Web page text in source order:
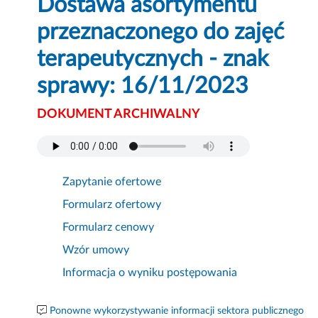
Dostawa asortymentu
przeznaczonego do zajęć
terapeutycznych - znak
sprawy: 16/11/2023
DOKUMENT ARCHIWALNY
Zapytanie ofertowe
Formularz ofertowy
Formularz cenowy
Wzór umowy
Informacja o wyniku postępowania
Ponowne wykorzystywanie informacji sektora publicznego